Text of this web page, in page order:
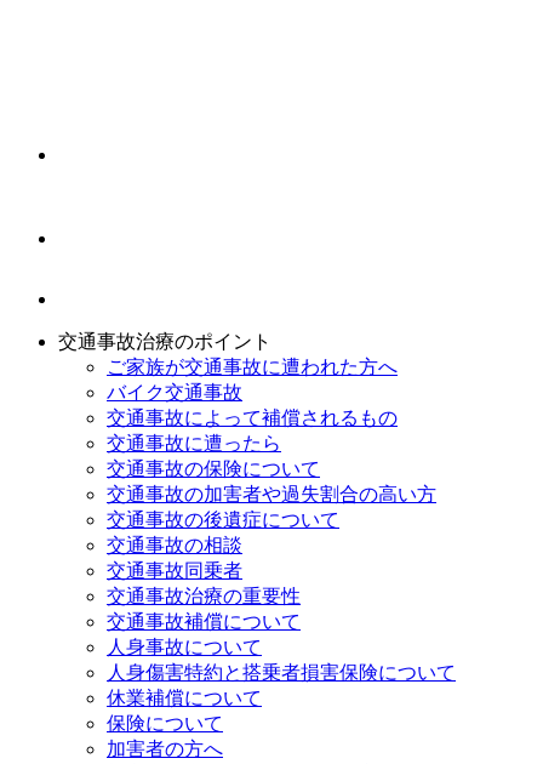
交通事故治療のポイント
ご家族が交通事故に遭われた方へ
バイク交通事故
交通事故によって補償されるもの
交通事故に遭ったら
交通事故の保険について
交通事故の加害者や過失割合の高い方
交通事故の後遺症について
交通事故の相談
交通事故同乗者
交通事故治療の重要性
交通事故補償について
人身事故について
人身傷害特約と搭乗者損害保険について
休業補償について
保険について
加害者の方へ